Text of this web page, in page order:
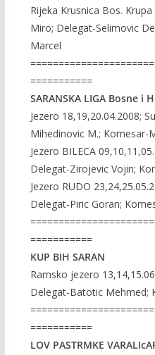
Rijeka Krusnica Bos.
Miro; Delegat-Selimovic
Marcel
===========
SARANSKA LIGA Bosne i
Jezero 18,19,20.04.2008;
Mihedinovic M.; Komesar-
Jezero BILECA
Delegat-Zirojevic Vojin;
Jezero RUDO
Delegat-Piric Goran;
===========
KUP BIH SARAN
Ramsko jezero
Delegat-Batotic Mehmed;
===========
LOV PASTRMKE